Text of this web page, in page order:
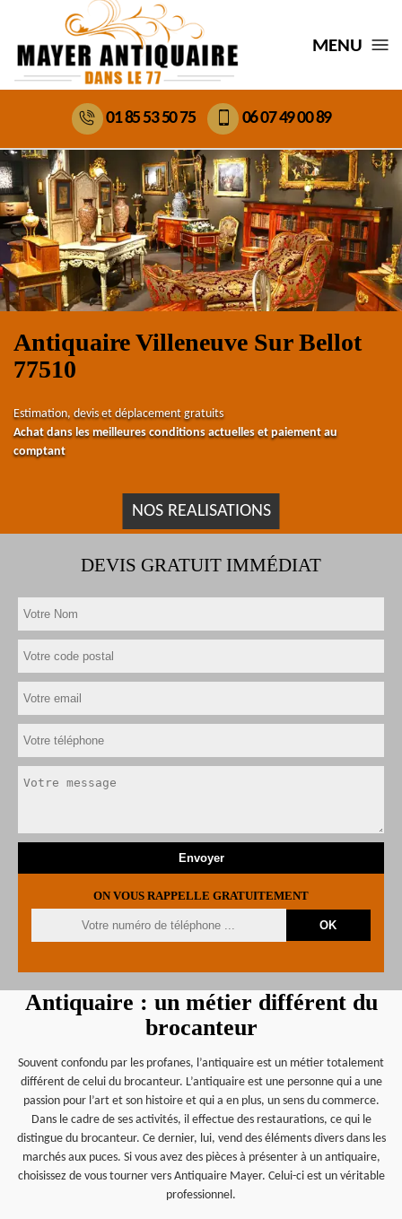
MENU
01 85 53 50 75 06 07 49 00 89
Antiquaire Villeneuve Sur Bellot
77510
Estimation, devis et déplacement gratuits
Achat dans les meilleures conditions actuelles et paiement au
comptant
NOS REALISATIONS
DEVIS GRATUIT IMMÉDIAT
ON VOUS RAPPELLE GRATUITEMENT
Antiquaire : un métier différent du
brocanteur
Souvent confondu par les profanes, l’antiquaire est un métier totalement
différent de celui du brocanteur. L’antiquaire est une personne qui a une
passion pour l’art et son histoire et qui a en plus, un sens du commerce.
Dans le cadre de ses activités, il effectue des restaurations, ce qui le
distingue du brocanteur. Ce dernier, lui, vend des éléments divers dans les
marchés aux puces. Si vous avez des pièces à présenter à un antiquaire,
choisissez de vous tourner vers Antiquaire Mayer. Celui-ci est un véritable
professionnel.